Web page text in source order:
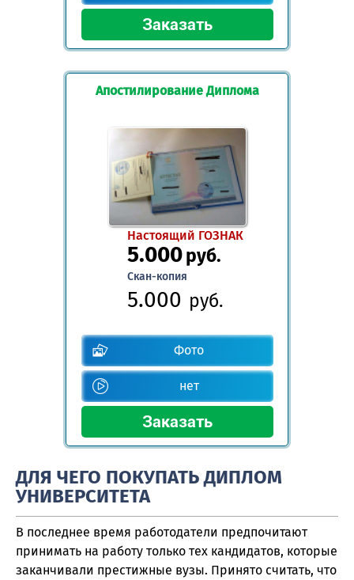
Апостилирование Диплома
Настоящий ГОЗНАК
5.000руб.
Скан-копия
5.000 руб.
Фото
нет
ДЛЯ ЧЕГО ПОКУПАТЬ ДИПЛОМ
УНИВЕРСИТЕТА
В последнее время работодатели предпочитают
принимать на работу только тех кандидатов, которые
заканчивали престижные вузы. Принято считать, что